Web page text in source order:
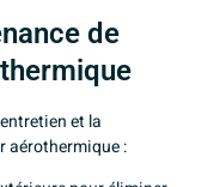
de
et la
aérothermique :